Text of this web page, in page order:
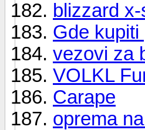
blizzard
Gde
vezovi za
VOLKL
Carape
oprema